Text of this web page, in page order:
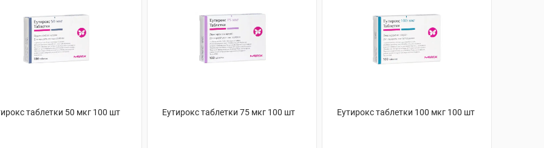
таблетки 50 мкг 100 шт Еутирокс таблетки 75 мкг 100 шт Еутирокс таблетки 100 мкг 100 шт